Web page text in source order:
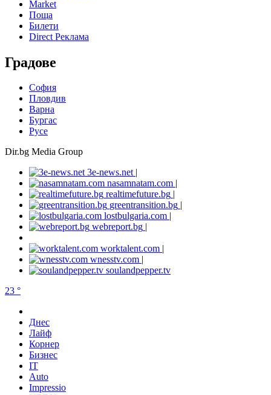
Market
Поща
Билети
Direct Реклама
Градове
София
Пловдив
Варна
Бургас
Русе
Dir.bg Media Group
3e-news.net |
nasamnatam.com |
realtimefuture.bg |
greentransition.bg |
lostbulgaria.com |
webreport.bg |
worktalent.com |
wnesstv.com |
soulandpepper.tv
23 °
Днес
Лайф
Корнер
Бизнес
IT
Auto
Impressio